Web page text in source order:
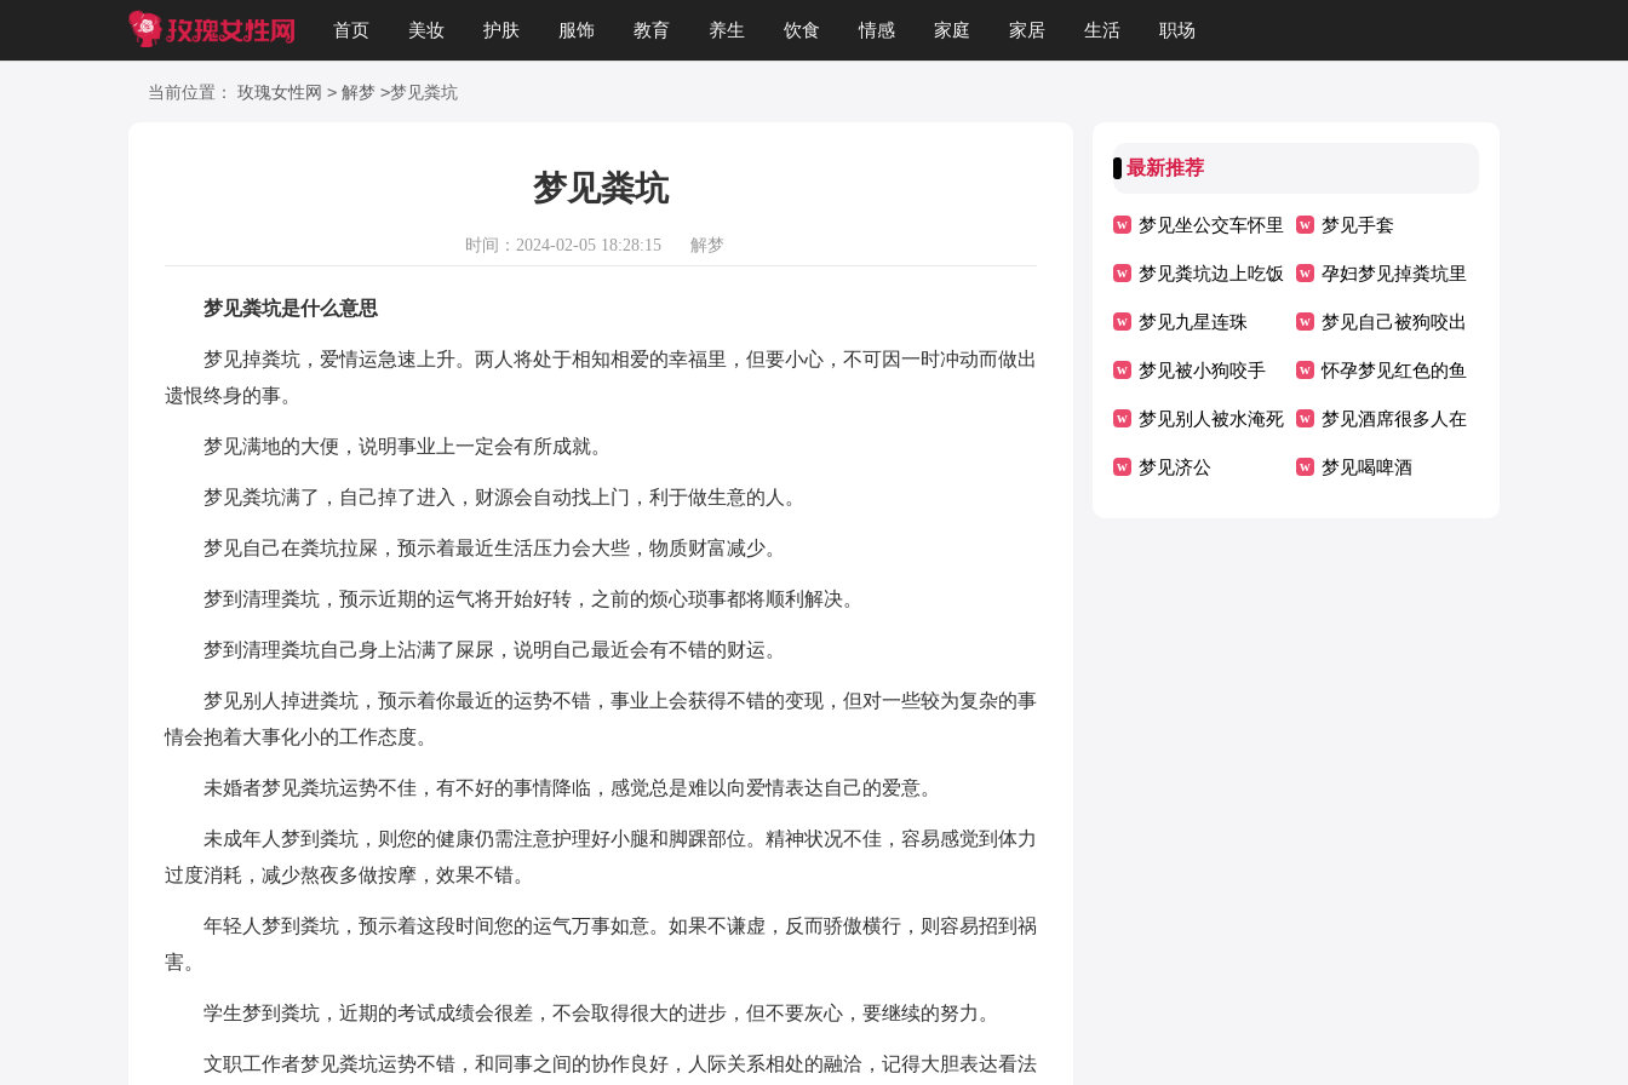
首页 美妆 护肤 服饰 教育 养生 饮食 情感 家庭 家居 生活 职场
美文 知识
当前位置： 玫瑰女性网 > 解梦 >梦见粪坑
梦见粪坑
时间：2024-02-05 18:28:15 解梦
梦见粪坑是什么意思
梦见掉粪坑，爱情运急速上升。两人将处于相知相爱的幸福里，但要小心，不可因一时冲动而做出
遗恨终身的事。
梦见满地的大便，说明事业上一定会有所成就。
梦见粪坑满了，自己掉了进入，财源会自动找上门，利于做生意的人。
梦见自己在粪坑拉屎，预示着最近生活压力会大些，物质财富减少。
梦到清理粪坑，预示近期的运气将开始好转，之前的烦心琐事都将顺利解决。
梦到清理粪坑自己身上沾满了屎尿，说明自己最近会有不错的财运。
梦见别人掉进粪坑，预示着你最近的运势不错，事业上会获得不错的变现，但对一些较为复杂的事
情会抱着大事化小的工作态度。
未婚者梦见粪坑运势不佳，有不好的事情降临，感觉总是难以向爱情表达自己的爱意。
未成年人梦到粪坑，则您的健康仍需注意护理好小腿和脚踝部位。精神状况不佳，容易感觉到体力
过度消耗，减少熬夜多做按摩，效果不错。
年轻人梦到粪坑，预示着这段时间您的运气万事如意。如果不谦虚，反而骄傲横行，则容易招到祸
害。
学生梦到粪坑，近期的考试成绩会很差，不会取得很大的进步，但不要灰心，要继续的努力。
文职工作者梦见粪坑运势不错，和同事之间的协作良好，人际关系相处的融洽，记得大胆表达看法
最新推荐
梦见坐公交车怀里
抱着小男孩
梦见手套
梦见粪坑边上吃饭 孕妇梦见掉粪坑里
了
梦见九星连珠 梦见自己被狗咬出
血了
梦见被小狗咬手 怀孕梦见红色的鱼
梦见别人被水淹死 梦见酒席很多人在
吃饭
梦见济公 梦见喝啤酒